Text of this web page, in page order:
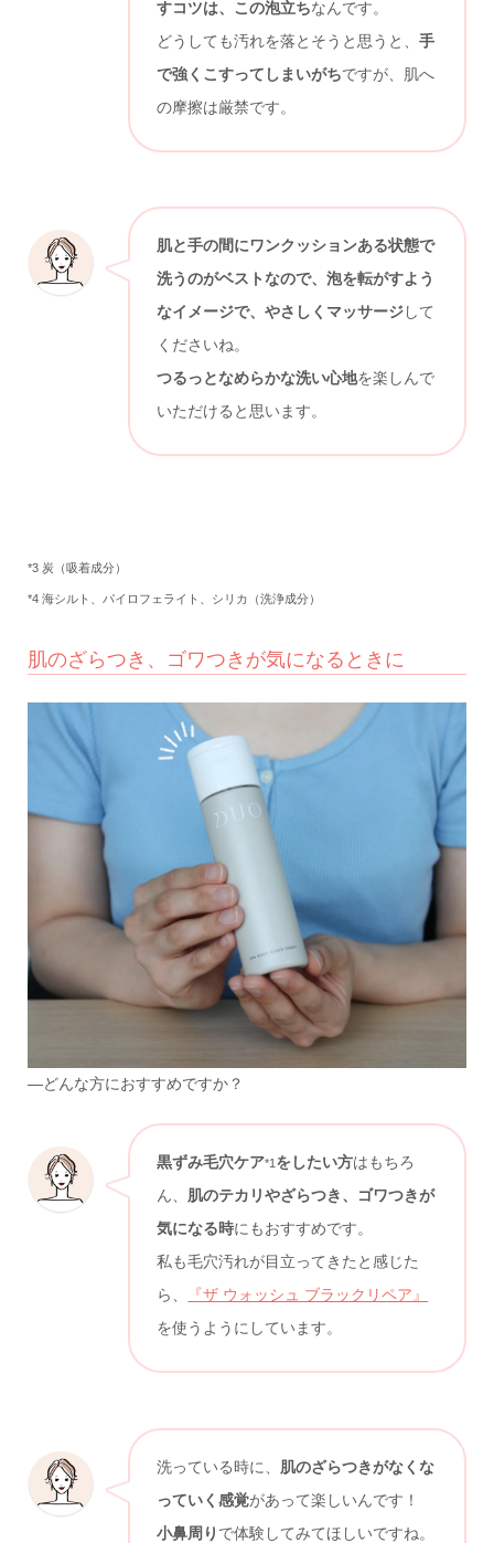
すコツは、この泡立ちなんです。
どうしても汚れを落とそうと思うと、手
で強くこすってしまいがちですが、肌へ
の摩擦は厳禁です。
肌と手の間にワンクッションある状態で
洗うのがベストなので、泡を転がすよう
なイメージで、やさしくマッサージして
くださいね。
つるっとなめらかな洗い心地を楽しんで
いただけると思います。
*3 炭（吸着成分）
*4 海シルト、パイロフェライト、シリカ（洗浄成分）
肌のざらつき、ゴワつきが気になるときに
—どんな方におすすめですか？
黒ずみ毛穴ケア*1 をしたい方はもちろ
ん、 肌のテカリやざらつき、ゴワつきが
気になる時にもおすすめです。
私も毛穴汚れが目立ってきたと感じた
ら、
『ザ ウォッシュ ブラックリペア』
を使うようにしています。
洗っている時に、 肌のざらつきがなくな
っていく感覚があって楽しいんです！
小鼻周り で体験してみてほしいですね。